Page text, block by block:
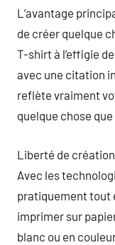
L’avantage
de créer quelque
T-shirt à l’effigie
avec une citation
reflète vraiment
quelque chose
Liberté de création
Avec les
pratiquement tout
imprimer sur
blanc ou en